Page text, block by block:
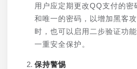
用户应定期更改QQ支付的密
和唯一的密码，以增加黑客
时，也可以启用二步验证功
一重安全保护。
保持警惕